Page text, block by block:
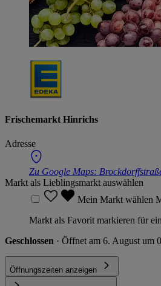
Frischemarkt Hinrichs
Adresse
Zu Google Maps:
Markt als Lieblingsmarkt auswählen
Mein Markt wählen
Markt als Favorit markieren für
Geschlossen · Öffnet am 6. August um
Öffnungszeiten anzeigen